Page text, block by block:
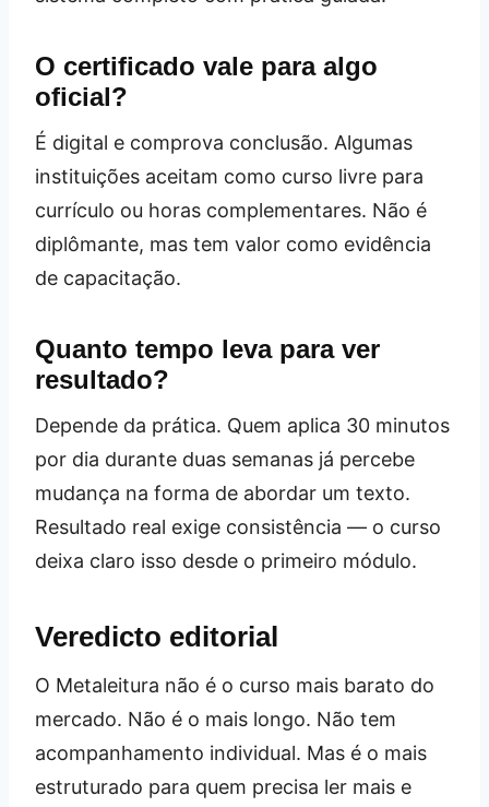
O certificado vale para algo
oficial?
É digital e comprova conclusão. Algumas
instituições aceitam como curso livre para
currículo ou horas complementares. Não é
diplômante, mas tem valor como evidência
de capacitação.
Quanto tempo leva para ver
resultado?
Depende da prática. Quem aplica 30 minutos
por dia durante duas semanas já percebe
mudança na forma de abordar um texto.
Resultado real exige consistência — o curso
deixa claro isso desde o primeiro módulo.
Veredicto editorial
O Metaleitura não é o curso mais barato do
mercado. Não é o mais longo. Não tem
acompanhamento individual. Mas é o mais
estruturado para quem precisa ler mais e